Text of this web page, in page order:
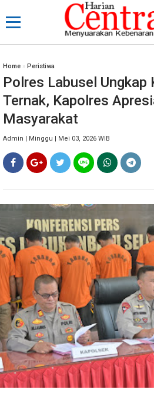
Home » Peristiwa
Polres Labusel Ungkap
Ternak, Kapolres
Masyarakat
Admin | Minggu | Mei 03, 2026 WIB